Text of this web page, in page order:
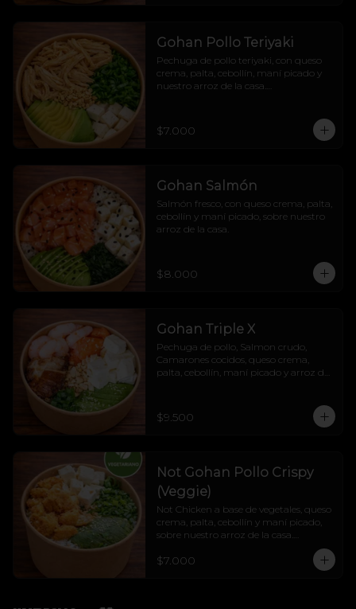
Gohan Pollo Teriyaki
Pechuga de pollo teriyaki, con queso
crema, palta, cebollín, maní picado y
nuestro arroz de la casa.
$7.000
Gohan Salmón
Salmón fresco, con queso crema, palta,
cebollín y maní picado, sobre nuestro
arroz de la casa.
$8.000
Gohan Triple X
Pechuga de pollo, Salmon crudo,
Camarones cocidos, queso crema,
palta, cebollín, maní picado y arroz de
$9.500
Not Gohan Pollo Crispy
(Veggie)
Not Chicken a base de vegetales, queso
crema, palta, cebollín y maní picado,
sobre nuestro arroz de la casa.
sabor.
$7.000